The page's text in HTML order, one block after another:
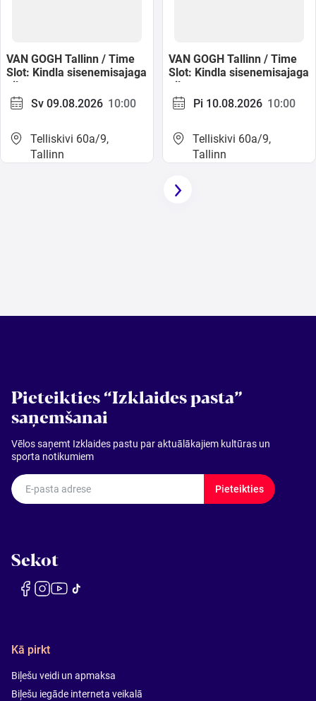
VAN GOGH Tallinn / Time
Slot: Kindla sisenemisajaga
pilet
Sv 09.08.2026 10:00
Telliskivi 60a/9,
Tallinn
VAN GOGH Tallinn / Time
Slot: Kindla sisenemisajaga
pilet
Pi 10.08.2026 10:00
Telliskivi 60a/9,
Tallinn
Pieteikties “Izklaides pasta”
saņemšanai
Vēlos saņemt Izklaides pastu par aktuālākajiem kultūras un
sporta notikumiem
E-pasta adrese Pieteikties
Sekot
Kā pirkt
Biļešu veidi un apmaksa
Biļešu iegāde interneta veikalā